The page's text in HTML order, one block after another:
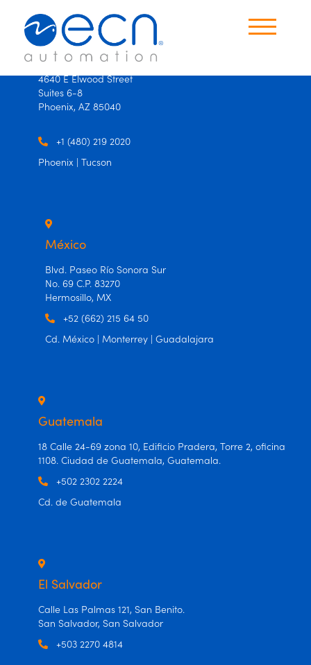
Productos
Oficinas
Contáctanos
USA
4640 E Elwood Street
Suites 6-8
Phoenix, AZ 85040
+1 (480) 219 2020
Phoenix | Tucson
México
Blvd. Paseo Río Sonora Sur
No. 69 C.P. 83270
Hermosillo, MX
+52 (662) 215 64 50
Cd. México | Monterrey | Guadalajara
Guatemala
18 Calle 24-69 zona 10, Edificio Pradera, Torre 2, oficina
1108. Ciudad de Guatemala, Guatemala.
+502 2302 2224
Cd. de Guatemala
El Salvador
Calle Las Palmas 121, San Benito.
San Salvador, San Salvador
+503 2270 4814